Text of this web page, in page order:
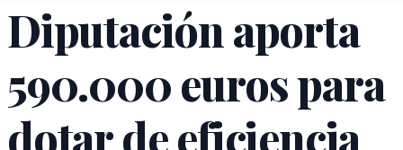
Diputación aporta
590.000 euros para
dotar de eficiencia